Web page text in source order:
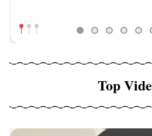
Top